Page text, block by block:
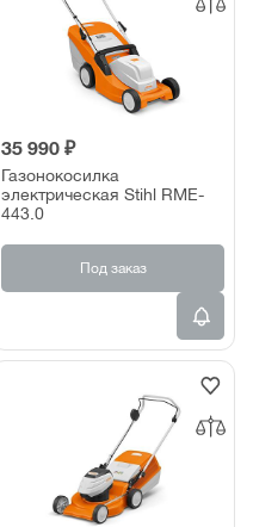
35 990 ₽
Газонокосилка
электрическая Stihl RME-
443.0
Под заказ